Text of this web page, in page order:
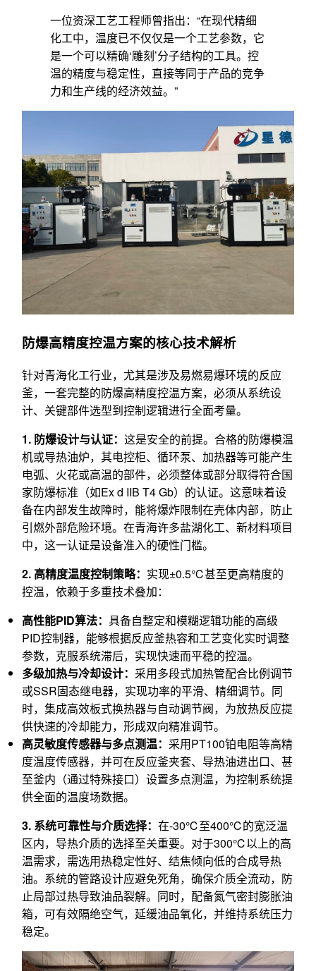
一位资深工艺工程师曾指出：“在现代精细
化工中，温度已不仅仅是一个工艺参数，它
是一个可以精确‘雕刻’分子结构的工具。控
温的精度与稳定性，直接等同于产品的竞争
力和生产线的经济效益。”
防爆高精度控温方案的核心技术解析
针对青海化工行业，尤其是涉及易燃易爆环境的反应
釜，一套完整的防爆高精度控温方案，必须从系统设
计、关键部件选型到控制逻辑进行全面考量。
1. 防爆设计与认证： 这是安全的前提。合格的防爆模温
机或导热油炉，其电控柜、循环泵、加热器等可能产生
电弧、火花或高温的部件，必须整体或部分取得符合国
家防爆标准（如Ex d IIB T4 Gb）的认证。这意味着设
备在内部发生故障时，能将爆炸限制在壳体内部，防止
引燃外部危险环境。在青海许多盐湖化工、新材料项目
中，这一认证是设备准入的硬性门槛。
2. 高精度温度控制策略： 实现±0.5℃甚至更高精度的
控温，依赖于多重技术叠加：
高性能PID算法： 具备自整定和模糊逻辑功能的高级
PID控制器，能够根据反应釜热容和工艺变化实时调整
参数，克服系统滞后，实现快速而平稳的控温。
多级加热与冷却设计： 采用多段式加热管配合比例调节
或SSR固态继电器，实现功率的平滑、精细调节。同
时，集成高效板式换热器与自动调节阀，为放热反应提
供快速的冷却能力，形成双向精准调节。
高灵敏度传感器与多点测温： 采用PT100铂电阻等高精
度温度传感器，并可在反应釜夹套、导热油进出口、甚
至釜内（通过特殊接口）设置多点测温，为控制系统提
供全面的温度场数据。
3. 系统可靠性与介质选择： 在-30℃至400℃的宽泛温
区内，导热介质的选择至关重要。对于300℃以上的高
温需求，需选用热稳定性好、结焦倾向低的合成导热
油。系统的管路设计应避免死角，确保介质全流动，防
止局部过热导致油品裂解。同时，配备氮气密封膨胀油
箱，可有效隔绝空气，延缓油品氧化，并维持系统压力
稳定。